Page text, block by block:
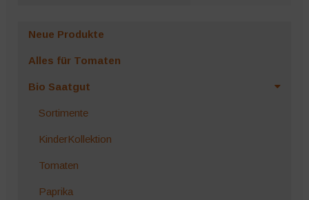
Neue Produkte
Alles für Tomaten
Bio Saatgut
Sortimente
KinderKollektion
Tomaten
Paprika